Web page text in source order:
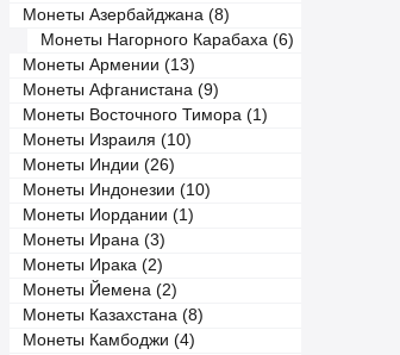
Монеты Азербайджана (8)
Монеты Нагорного Карабаха (6)
Монеты Армении (13)
Монеты Афганистана (9)
Монеты Восточного Тимора (1)
Монеты Израиля (10)
Монеты Индии (26)
Монеты Индонезии (10)
Монеты Иордании (1)
Монеты Ирана (3)
Монеты Ирака (2)
Монеты Йемена (2)
Монеты Казахстана (8)
Монеты Камбоджи (4)